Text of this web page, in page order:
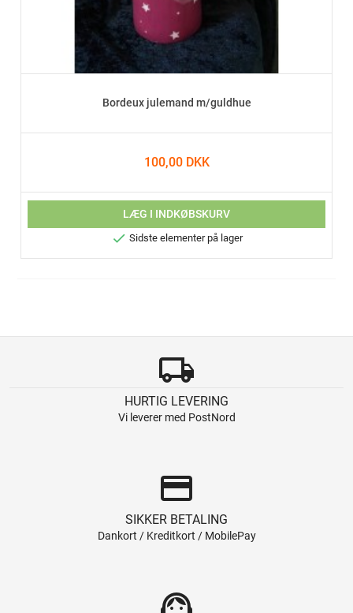
Bordeux julemand m/guldhue
100,00 DKK
LÆG I INDKØBSKURV
 Sidste elementer på lager
local_shipping
HURTIG LEVERING
Vi leverer med PostNord
credit_card
SIKKER BETALING
Dankort / Kreditkort / MobilePay